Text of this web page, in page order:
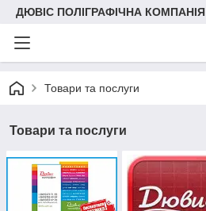
ДЮВІС ПОЛІГРАФІЧНА КОМПАНІЯ
Товари та послуги
Товари та послуги